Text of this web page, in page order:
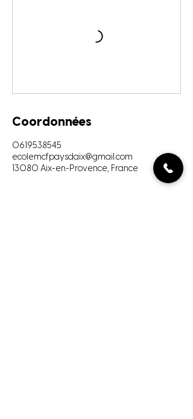
Coordonnées
0619538545
ecolemcfpaysdaix@gmail.com
13080 Aix-en-Provence, France